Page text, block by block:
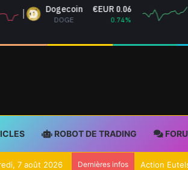
€EUR 0.06
0.74%
Ethereum
ETH
ROBOT DE TRADING
7 août 2026 Dernières infos